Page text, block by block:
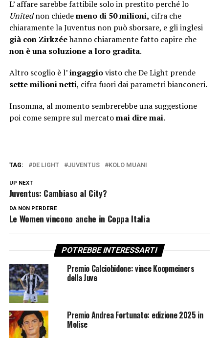
L’ affare sarebbe fattibile solo in prestito perché lo
Unitednon chiedemeno di 50 milioni, cifra che
chiaramente la Juventus non può sborsare, e gli inglesi
già con Zirkzéehanno chiaramente fatto capire che
non è una soluzione a loro gradita.
Altro scoglio è l’ingaggiovisto che De Light prende
sette milioni netti, cifra fuori dai parametri bianconeri.
Insomma, al momento sembrerebbe una suggestione
poi come sempre sul mercatomai dire mai.
TAG: DE LIGHT JUVENTUS KOLO MUANI
UP NEXT
Juventus: Cambiaso al City?
DA NON PERDERE
Le Women vincono anche in Coppa Italia
POTREBBE INTERESSARTI
Premio Calciobidone: vince Koopmeiners
della Juve
Premio Andrea Fortunato: edizione 2025 in
Molise